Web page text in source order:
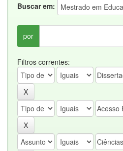
Buscar em:
por
Filtros correntes: